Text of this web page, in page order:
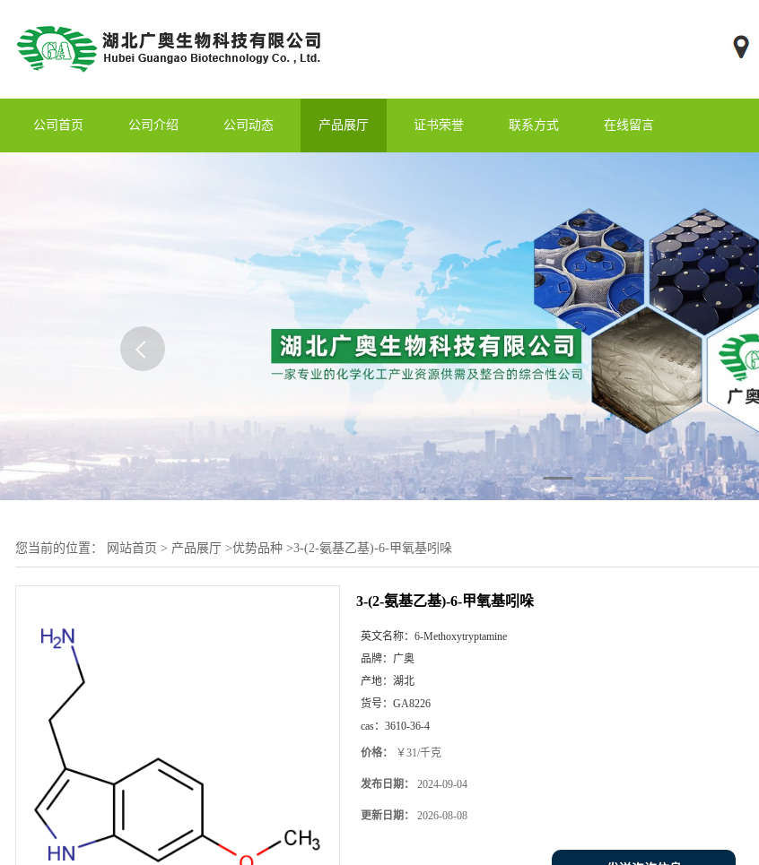
公司首页 公司介绍 公司动态 产品展厅 证书荣誉 联系方式 在线留言
您当前的位置： 网站首页 > 产品展厅 >优势品种 >3-(2-氨基乙基)-6-甲氧基吲哚
3-(2-氨基乙基)-6-甲氧基吲哚
英文名称： 6-Methoxytryptamine
品牌： 广奥
产地： 湖北
货号： GA8226
cas： 3610-36-4
价格： ￥31/千克
发布日期： 2024-09-04
更新日期： 2026-08-08